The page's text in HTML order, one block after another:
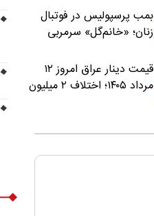
بمب پرسپولیس در فوتبال
زنان؛ «خانم‌گل» سرمربی
قیمت دینار عراق امروز ۱۲
مرداد ۱۴۰۵؛ اختلاف ۲ میلیون